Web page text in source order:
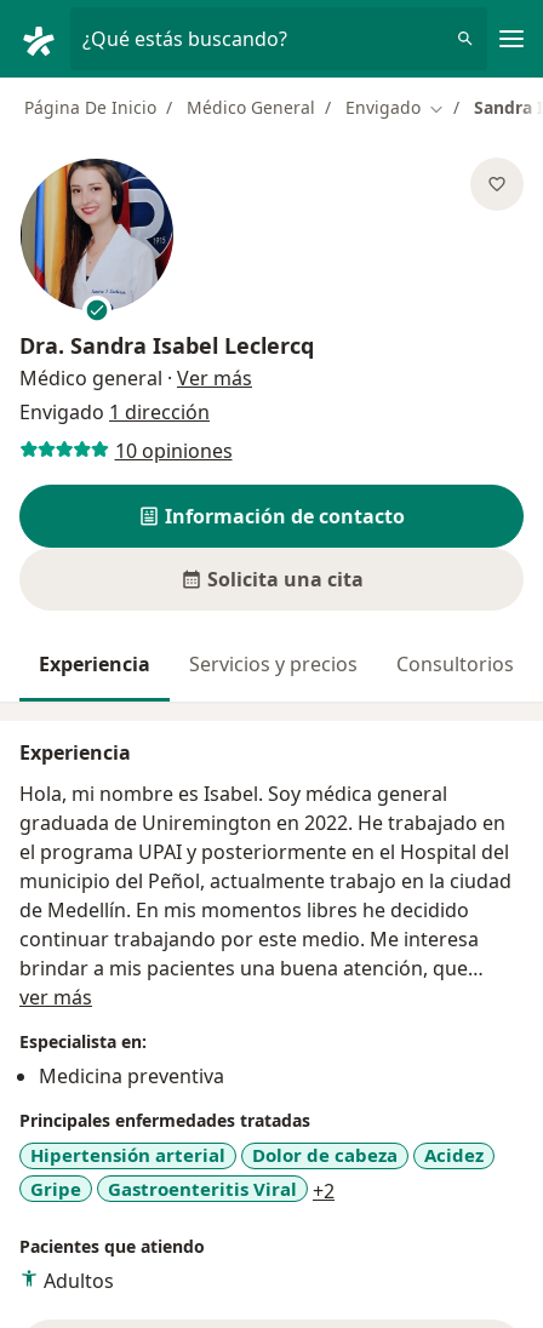
¿Qué estás buscando?
Página De Inicio Médico General Envigado Cambiar de
Sandra
Dra. Sandra Isabel Leclercq
Médico general · Ver más
Envigado 1 dirección
10 opiniones
Información de contacto
Solicita una cita
Experiencia Servicios y precios Consultorios
Experiencia
Hola, mi nombre es Isabel. Soy médica general
graduada de Uniremington en 2022. He trabajado en
el programa UPAI y posteriormente en el Hospital del
municipio del Peñol, actualmente trabajo en la ciudad
de Medellín. En mis momentos libres he decidido
continuar trabajando por este medio. Me interesa
brindar a mis pacientes una buena atención, que
puedan sentirse escuchados y ayudarlos con sus
ver más
Especialista en:
Medicina preventiva
Principales enfermedades tratadas
Hipertensión arterial Dolor de cabeza
Acidez
Gripe
Gastroenteritis Viral +2
Pacientes que atiendo
Adultos